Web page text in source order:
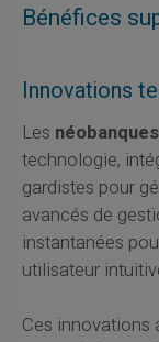
Bénéfices
Innovations
Les néobanques
technologie,
gardistes pour
avancés de
instantanées
utilisateur
Ces innovations